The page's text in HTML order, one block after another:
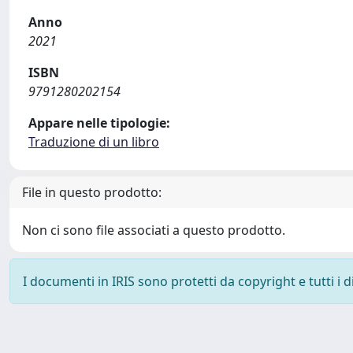
Anno
2021
ISBN
9791280202154
Appare nelle tipologie:
Traduzione di un libro
File in questo prodotto:
Non ci sono file associati a questo prodotto.
I documenti in IRIS sono protetti da copyright e tutti i